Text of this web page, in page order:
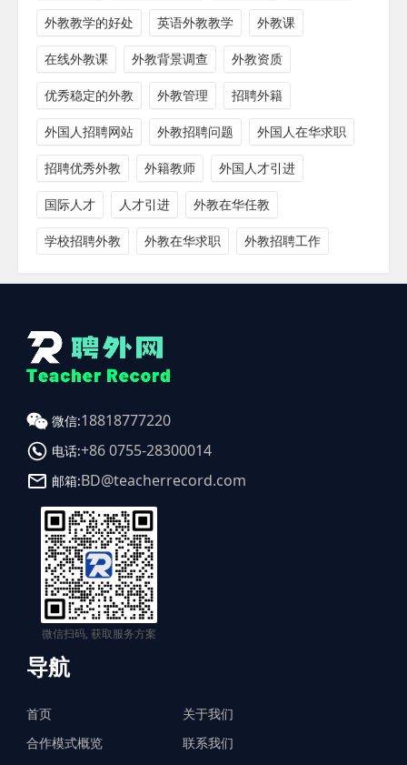
外教教学的好处 英语外教教学 外教课
在线外教课 外教背景调查 外教资质
优秀稳定的外教 外教管理 招聘外籍
外国人招聘网站 外教招聘问题 外国人在华求职
招聘优秀外教 外籍教师 外国人才引进
国际人才 人才引进 外教在华任教
学校招聘外教 外教在华求职 外教招聘工作
微信:18818777220
电话:+86 0755-28300014
邮箱:BD@teacherrecord.com
微信扫码, 获取服务方案
导航
首页
合作模式概览
关于我们
联系我们